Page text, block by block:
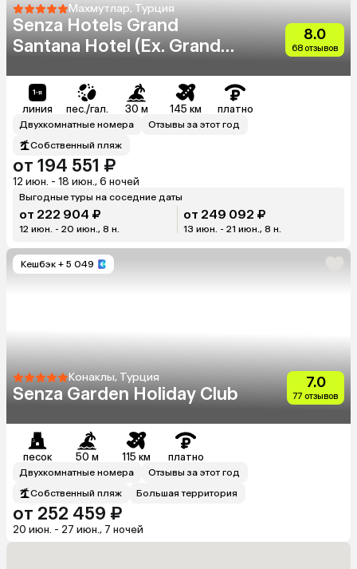
Махмутлар, Турция
Senza Hotels Grand
Santana Hotel (Ex. Grand
8.0
68 отзывов
линия пес./гал. 30 м 145 км платно
Двухкомнатные номера
Отзывы за этот год
Собственный пляж
от 194 551 ₽
12 июн. - 18 июн., 6 ночей
Выгодные туры на соседние даты
от 222 904 ₽
12 июн. - 20 июн., 8 н.
от 249 092 ₽
13 июн. - 21 июн., 8 н.
Кешбэк + 5 049
Конаклы, Турция
Senza Garden Holiday Club
7.0
77 отзывов
песок 50 м 115 км платно
Двухкомнатные номера
Отзывы за этот год
Собственный пляж
Большая территория
от 252 459 ₽
20 июн. - 27 июн., 7 ночей